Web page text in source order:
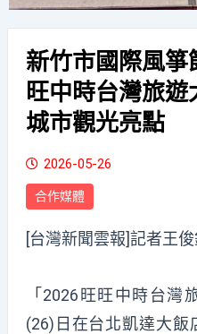
新竹市國際風
旺中時台灣旅
城市觀光亮點
2026-05-26
合作媒體
[台灣新聞雲報]記者王
「2026旺旺中時台灣
(26)日在台北凱達大飯